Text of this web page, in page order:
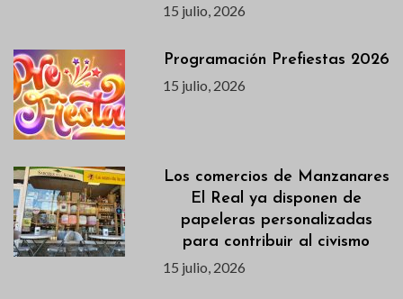
15 julio, 2026
Programación Prefiestas 2026
15 julio, 2026
Los comercios de Manzanares
El Real ya disponen de
papeleras personalizadas
para contribuir al civismo
15 julio, 2026